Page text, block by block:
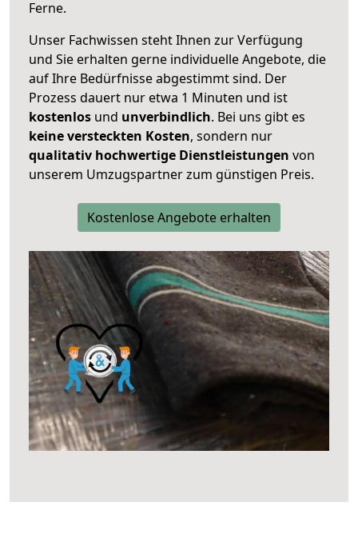
Ferne.
Unser Fachwissen steht Ihnen zur Verfügung
und Sie erhalten gerne individuelle Angebote, die
auf Ihre Bedürfnisse abgestimmt sind. Der
Prozess dauert nur etwa 1 Minuten und ist
kostenlos und unverbindlich. Bei uns gibt es
keine versteckten Kosten, sondern nur
qualitativ hochwertige Dienstleistungen von
unserem Umzugspartner zum günstigen Preis.
Kostenlose Angebote erhalten